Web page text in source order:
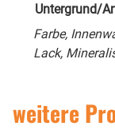
Untergrund/
Farbe,
Lack,
weitere